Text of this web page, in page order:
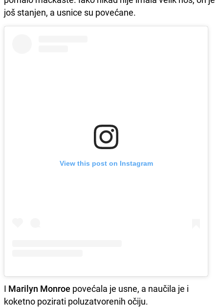
još stanjen, a usnice su povećane.
View this post on Instagram
I Marilyn Monroe povećala je usne, a naučila je i
koketno pozirati poluzatvorenih očiju.